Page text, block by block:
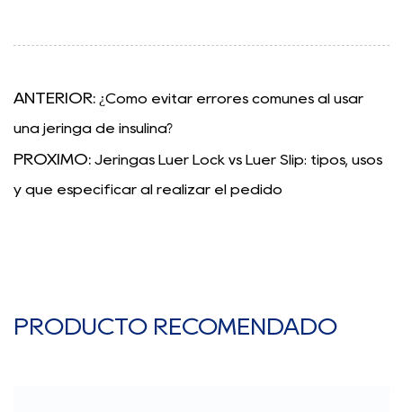
ANTERIOR: ¿Cómo evitar errores comunes al usar
una jeringa de insulina?
PRÓXIMO: Jeringas Luer Lock vs Luer Slip: tipos, usos
y qué especificar al realizar el pedido
PRODUCTO RECOMENDADO